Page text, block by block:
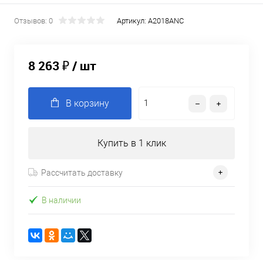
Отзывов: 0 Артикул: A2018ANC
8 263 ₽/ шт
В корзину
Купить в 1 клик
Рассчитать доставку
В наличии